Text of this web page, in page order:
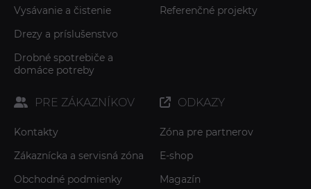
Vysávanie a čistenie
Drezy a príslušenstvo
Drobné spotrebiče a
domáce potreby
Referenčné projekty
PRE ZÁKAZNÍKOV
Kontakty
Zákaznícka a servisná zóna
Obchodné podmienky
ODKAZY
Zóna pre partnerov
E-shop
Magazín